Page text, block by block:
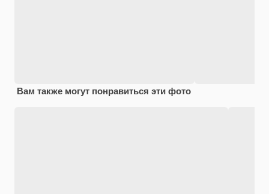
Вам также могут понравиться эти фото